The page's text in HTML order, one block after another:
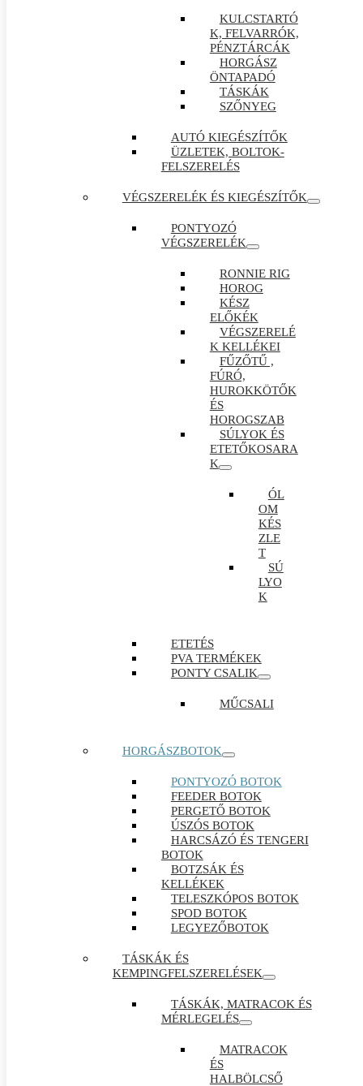
KULCSTARTÓ
K, FELVARRÓK,
PÉNZTÁRCÁK
HORGÁSZ
ÖNTAPADÓ
TÁSKÁK
SZŐNYEG
AUTÓ KIEGÉSZÍTŐK
ÜZLETEK, BOLTOK-
FELSZERELÉS
VÉGSZERELÉK ÉS KIEGÉSZÍTŐK
PONTYOZÓ
VÉGSZERELÉK
RONNIE RIG
HOROG
KÉSZ
ELŐKÉK
VÉGSZERELÉ
K KELLÉKEI
FŰZŐTŰ ,
FÚRÓ,
HUROKKÖTŐK
ÉS
HOROGSZAB
SÚLYOK ÉS
ETETŐKOSARA
K
ÓL
OM
KÉS
ZLE
T
SÚ
LYO
K
ETETÉS
PVA TERMÉKEK
PONTY CSALIK
MŰCSALI
HORGÁSZBOTOK
PONTYOZÓ BOTOK
FEEDER BOTOK
PERGETŐ BOTOK
ÚSZÓS BOTOK
HARCSÁZÓ ÉS TENGERI
BOTOK
BOTZSÁK ÉS
KELLÉKEK
TELESZKÓPOS BOTOK
SPOD BOTOK
LEGYEZŐBOTOK
TÁSKÁK ÉS
KEMPINGFELSZERELÉSEK
TÁSKÁK, MATRACOK ÉS
MÉRLEGELÉS
MATRACOK
ÉS
HALBÖLCSŐ